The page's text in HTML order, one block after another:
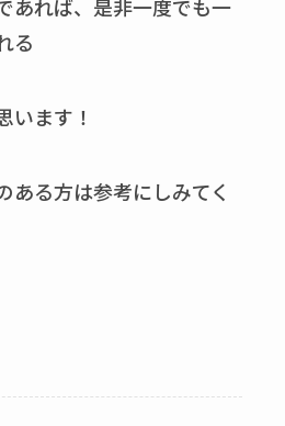
あれば、是非一度でも一
る
います！
ある方は参考にしみてく